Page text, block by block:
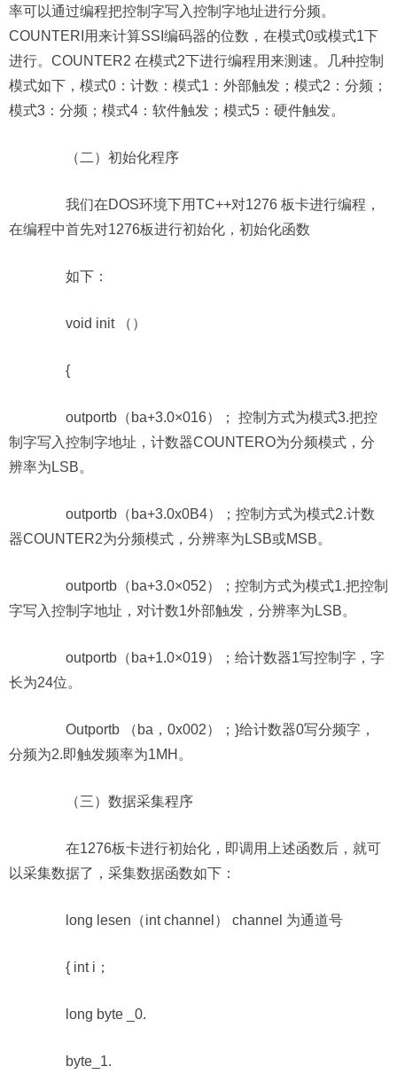
率可以通过编程把控制字写入控制字地址进行分频。
COUNTERI用来计算SSI编码器的位数，在模式0或模式1下
进行。COUNTER2 在模式2下进行编程用来测速。几种控制
模式如下，模式0：计数：模式1：外部触发；模式2：分频；
模式3：分频；模式4：软件触发；模式5：硬件触发。
（二）初始化程序
我们在DOS环境下用TC++对1276 板卡进行编程，
在编程中首先对1276板进行初始化，初始化函数
如下：
void init （）
{
outportb（ba+3.0×016）； 控制方式为模式3.把控
制字写入控制字地址，计数器COUNTERO为分频模式，分
辨率为LSB。
outportb（ba+3.0x0B4）；控制方式为模式2.计数
器COUNTER2为分频模式，分辨率为LSB或MSB。
outportb（ba+3.0×052）；控制方式为模式1.把控制
字写入控制字地址，对计数1外部触发，分辨率为LSB。
outportb（ba+1.0×019）；给计数器1写控制字，字
长为24位。
Outportb （ba，0x002）；}给计数器0写分频字，
分频为2.即触发频率为1MH。
（三）数据采集程序
在1276板卡进行初始化，即调用上述函数后，就可
以采集数据了，采集数据函数如下：
long lesen（int channel） channel 为通道号
{ int i；
long byte _0.
byte_1.